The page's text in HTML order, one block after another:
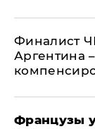
Финалист
Аргентина
Французы